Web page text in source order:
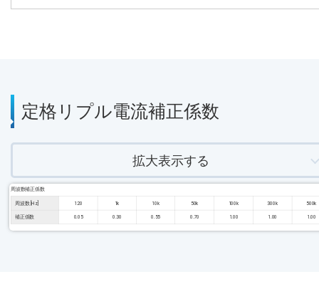
定格リプル電流補正係数
拡大表示する
周波数補正係数
周波数 [Hz] 120 1k 10k 50k 100k 300k 500k
補正係数 0.05 0.30 0.55 0.70 1.00 1.00 1.00